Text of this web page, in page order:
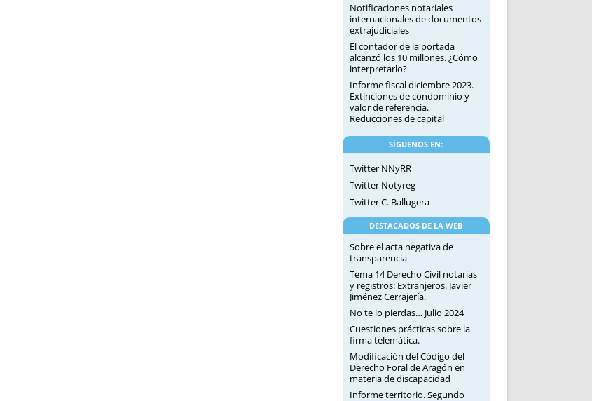
Notificaciones notariales
internacionales de documentos
extrajudiciales
El contador de la portada
alcanzó los 10 millones. ¿Cómo
interpretarlo?
Informe fiscal diciembre 2023.
Extinciones de condominio y
valor de referencia.
Reducciones de capital
SÍGUENOS EN:
Twitter NNyRR
Twitter Notyreg
Twitter C. Ballugera
DESTACADOS DE LA WEB
Sobre el acta negativa de
transparencia
Tema 14 Derecho Civil notarias
y registros: Extranjeros. Javier
Jiménez Cerrajería.
No te lo pierdas… Julio 2024
Cuestiones prácticas sobre la
firma telemática.
Modificación del Código del
Derecho Foral de Aragón en
materia de discapacidad
Informe territorio. Segundo